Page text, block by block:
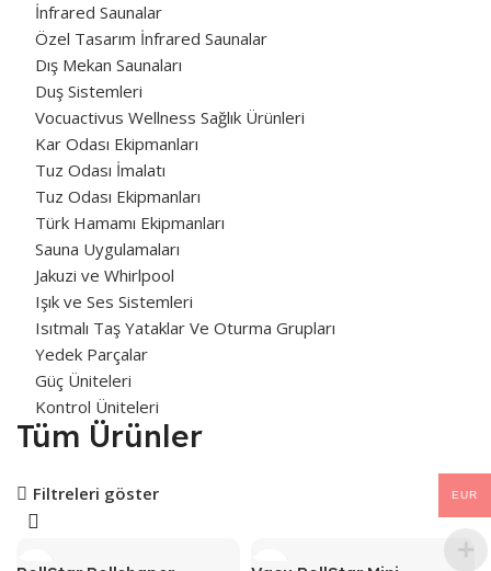
İnfrared Saunalar
Özel Tasarım İnfrared Saunalar
Dış Mekan Saunaları
Duş Sistemleri
Vocuactivus Wellness Sağlık Ürünleri
Kar Odası Ekipmanları
Tuz Odası İmalatı
Tuz Odası Ekipmanları
Türk Hamamı Ekipmanları
Sauna Uygulamaları
Jakuzi ve Whirlpool
Işık ve Ses Sistemleri
Isıtmalı Taş Yataklar Ve Oturma Grupları
Yedek Parçalar
Güç Üniteleri
Kontrol Üniteleri
Tüm Ürünler
Filtreleri göster EUR